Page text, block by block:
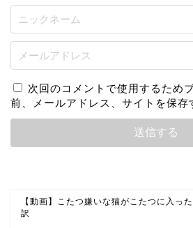
次回のコメントで使用するため
前、メールアドレス、サイトを保存
【動画】こたつ嫌いな猫がこたつに入った
訳